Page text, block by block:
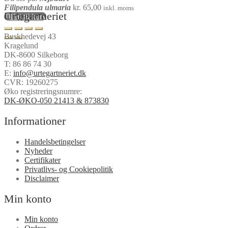
Urtegartneriet
Buskhedevej 43
Kragelund
DK-8600 Silkeborg
T: 86 86 74 30
E: info@urtegartneriet.dk
CVR: 19260275
Øko registreringsnumre:
DK-ØKO-050 21413 & 873830
Informationer
Handelsbetingelser
Nyheder
Certifikater
Privatlivs- og Cookiepolitik
Disclaimer
Min konto
Min konto
Filipendula ulmaria kr. 65,00 inkl. moms
Tilføj til kurv